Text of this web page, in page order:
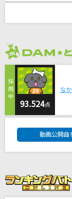
Mysterious
清水翔太
メルト CPK!
[生音]となりの
井上あずみ
[生音]狂乱
THE ORAL
93.524点
な
動画公開曲